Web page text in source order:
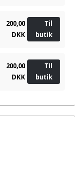
200,00
DKK
Til
butik
200,00
DKK
Til
butik